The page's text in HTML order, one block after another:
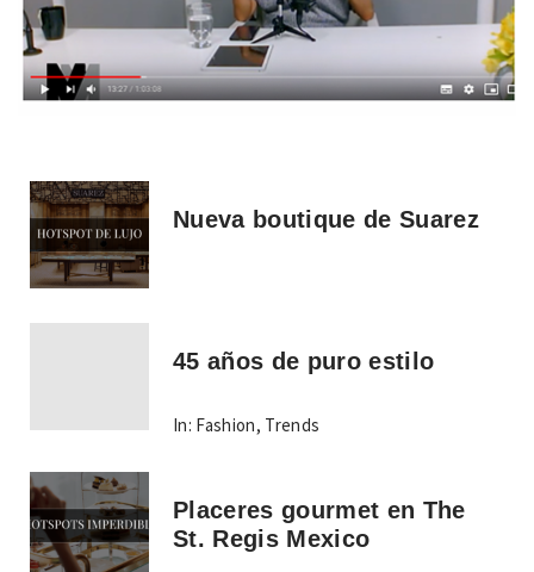
Nueva boutique de Suarez
45 años de puro estilo
In: Fashion, Trends
Placeres gourmet en The
St. Regis Mexico